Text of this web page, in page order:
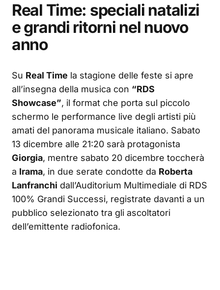
Real Time: speciali natalizi
e grandi ritorni nel nuovo
anno
Su Real Time la stagione delle feste si apre
all’insegna della musica con “RDS
Showcase”, il format che porta sul piccolo
schermo le performance live degli artisti più
amati del panorama musicale italiano. Sabato
13 dicembre alle 21:20 sarà protagonista
Giorgia, mentre sabato 20 dicembre toccherà
a Irama, in due serate condotte da Roberta
Lanfranchi dall’Auditorium Multimediale di RDS
100% Grandi Successi, registrate davanti a un
pubblico selezionato tra gli ascoltatori
dell’emittente radiofonica.